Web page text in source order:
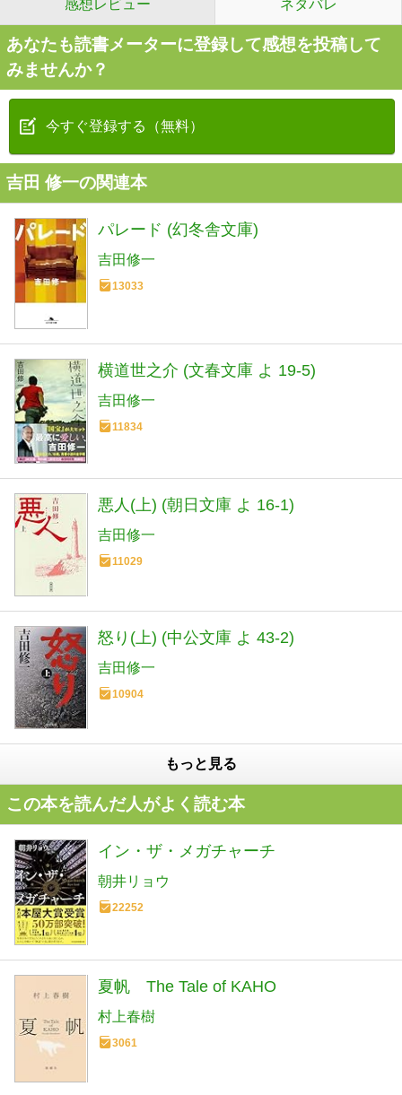
感想レビュー ネタバレ
あなたも読書メーターに登録して感想を投稿して
みませんか？
今すぐ登録する（無料）
吉田 修一の関連本
パレード (幻冬舎文庫)
吉田修一
13033
横道世之介 (文春文庫 よ 19-5)
吉田修一
11834
悪人(上) (朝日文庫 よ 16-1)
吉田修一
11029
怒り(上) (中公文庫 よ 43-2)
吉田修一
10904
もっと見る
この本を読んだ人がよく読む本
イン・ザ・メガチャーチ
朝井リョウ
22252
夏帆 The Tale of KAHO
村上春樹
3061